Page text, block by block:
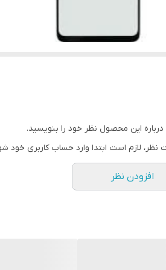
این محصول نظر خود را بنویسید.
نظر، لازم است ابتدا وارد حساب کاربری خود
افزودن نظر